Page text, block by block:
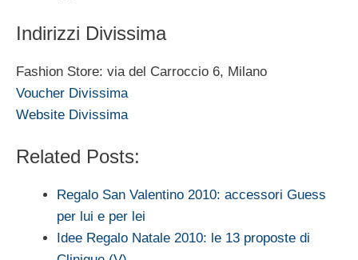
Indirizzi Divissima
Fashion Store: via del Carroccio 6, Milano
Voucher Divissima
Website Divissima
Related Posts:
Regalo San Valentino 2010: accessori Guess
per lui e per lei
Idee Regalo Natale 2010: le 13 proposte di